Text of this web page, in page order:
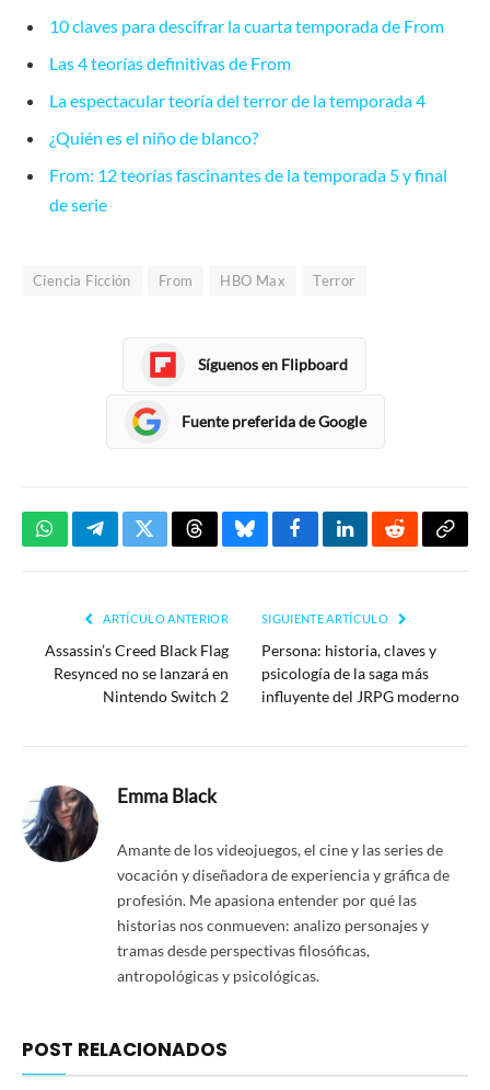
10 claves para descifrar la cuarta temporada de From
Las 4 teorías definitivas de From
La espectacular teoría del terror de la temporada 4
¿Quién es el niño de blanco?
From: 12 teorías fascinantes de la temporada 5 y final
de serie
Ciencia Ficción From HBO Max Terror
Síguenos en Flipboard
Fuente preferida de Google
WhatsAppTelegramTwitterThreadsBlueskyFacebookLinkedInReddit
ARTÍCULO ANTERIOR
Assassin’s Creed Black Flag
Resynced no se lanzará en
Nintendo Switch 2
SIGUIENTE ARTÍCULO
Persona: historia, claves y
psicología de la saga más
influyente del JRPG moderno
Emma Black
Amante de los videojuegos, el cine y las series de
vocación y diseñadora de experiencia y gráfica de
profesión. Me apasiona entender por qué las
historias nos conmueven: analizo personajes y
tramas desde perspectivas filosóficas,
antropológicas y psicológicas.
POST RELACIONADOS